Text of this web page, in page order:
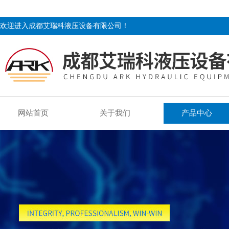
欢迎进入成都艾瑞科液压设备有限公司！
网站首页 关于我们 产品中心